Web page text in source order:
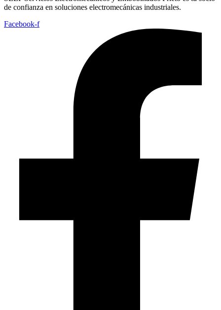
de confianza en soluciones electromecánicas industriales.
Facebook-f